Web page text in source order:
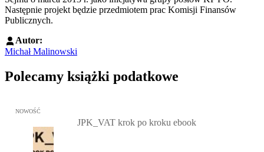
Następnie projekt będzie przedmiotem prac Komisji Finansów
Publicznych.
Autor:
Michał Malinowski
Polecamy książki podatkowe
Przejdź do: JPK_VAT krok po kroku ebook, Patrycja Kubiesa -
NOWOŚĆ
JPK_VAT krok po kroku ebook